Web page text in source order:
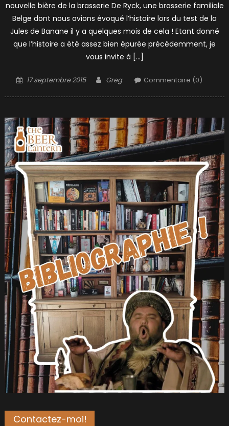
nouvelle bière de la brasserie De Ryck, une brasserie familiale
Belge dont nous avions évoqué l’histoire lors du test de la
Jules de Banane il y a quelques mois de cela ! Etant donné
que l’histoire a été assez bien épurée précédemment, je
vous invite à […]
Posted
17 septembre 2015 Author
Greg Commentaire (0)
Contactez-moi!